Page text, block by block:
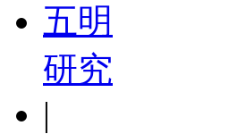
五明
研究
|